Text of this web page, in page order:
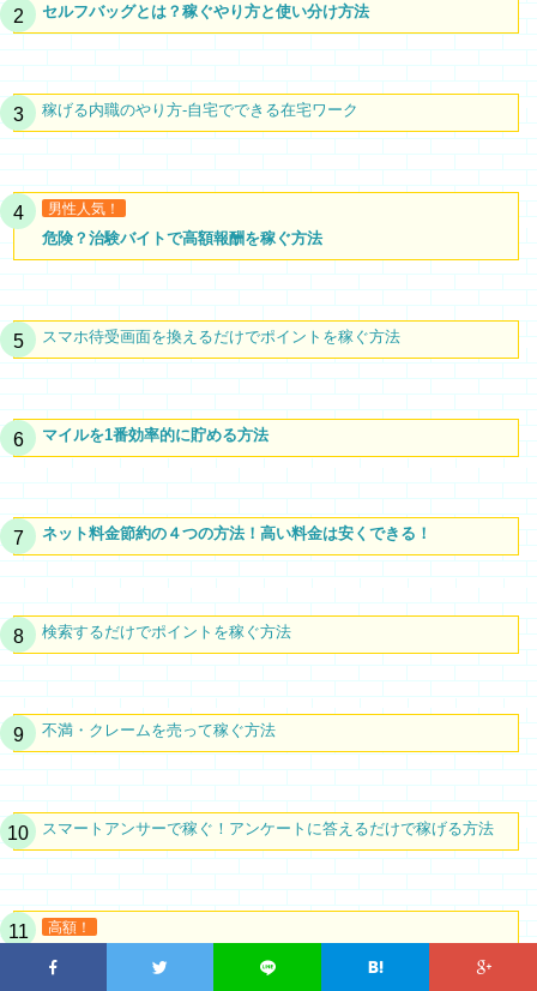
セルフバッグとは？稼ぐやり方と使い分け方法
稼げる内職のやり方-自宅でできる在宅ワーク
男性人気！
危険？治験バイトで高額報酬を稼ぐ方法
スマホ待受画面を換えるだけでポイントを稼ぐ方法
マイルを1番効率的に貯める方法
ネット料金節約の４つの方法！高い料金は安くできる！
検索するだけでポイントを稼ぐ方法
不満・クレームを売って稼ぐ方法
スマートアンサーで稼ぐ！アンケートに答えるだけで稼げる方法
高額！
モッピーの稼ぎ方と有利な換金方法